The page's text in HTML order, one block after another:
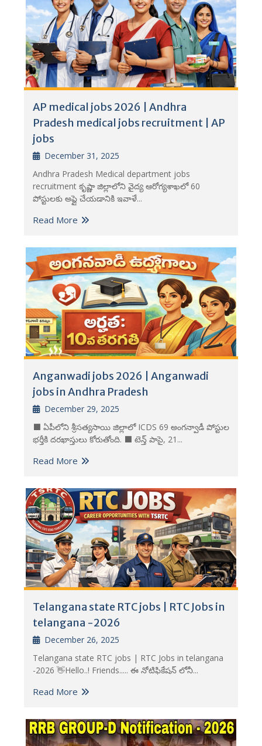
AP medical jobs 2026 | Andhra
Pradesh medical jobs recruitment | AP
jobs
December 31, 2025
Andhra Pradesh Medical department jobs
recruitment కృష్ణా జిల్లాలోని వైద్య ఆరోగ్యశాఖలో 60
పోస్టులకు అప్లై చేయడానికి ఇవాళే...
Read More
Anganwadi jobs 2026 | Anganwadi
jobs in Andhra Pradesh
December 29, 2025
⬛ ఏపీలోని శ్రీసత్యసాయి జిల్లాలో ICDS 69 అంగన్వాడీ పోస్టుల
భర్తీకి దరఖాస్తులు కోరుతోంది. ⬛ టెన్త్ పాసై, 21...
Read More
Telangana state RTC jobs | RTC Jobs in
telangana -2026
December 26, 2025
Telangana state RTC jobs | RTC Jobs in telangana
-2026 👋Hello..! Friends..... ఈ నోటిఫికేషన్ లోనీ...
Read More